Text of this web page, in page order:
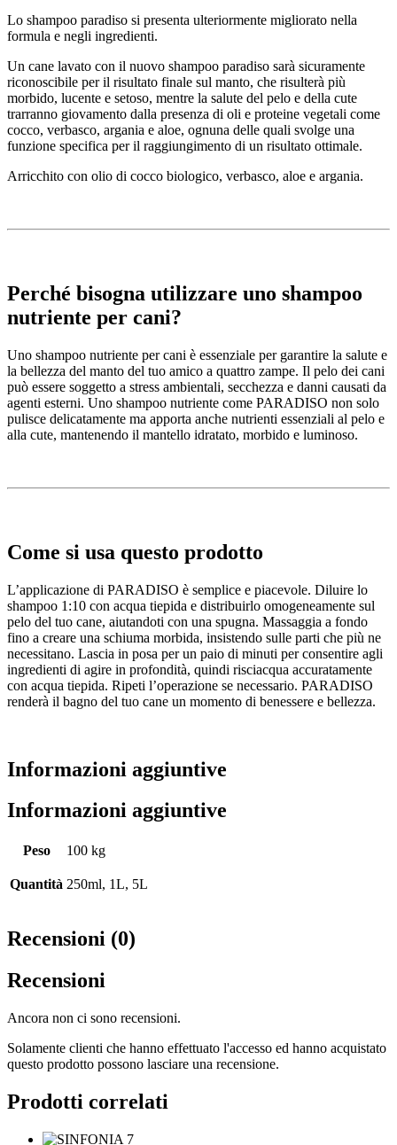
Lo shampoo paradiso si presenta ulteriormente migliorato nella
formula e negli ingredienti.
Un cane lavato con il nuovo shampoo paradiso sarà sicuramente
riconoscibile per il risultato finale sul manto, che risulterà più
morbido, lucente e setoso, mentre la salute del pelo e della cute
trarranno giovamento dalla presenza di oli e proteine vegetali come
cocco, verbasco, argania e aloe, ognuna delle quali svolge una
funzione specifica per il raggiungimento di un risultato ottimale.
Arricchito con olio di cocco biologico, verbasco, aloe e argania.
Perché bisogna utilizzare uno shampoo
nutriente per cani?
Uno shampoo nutriente per cani è essenziale per garantire la salute e
la bellezza del manto del tuo amico a quattro zampe. Il pelo dei cani
può essere soggetto a stress ambientali, secchezza e danni causati da
agenti esterni. Uno shampoo nutriente come PARADISO non solo
pulisce delicatamente ma apporta anche nutrienti essenziali al pelo e
alla cute, mantenendo il mantello idratato, morbido e luminoso.
Come si usa questo prodotto
L’applicazione di PARADISO è semplice e piacevole. Diluire lo
shampoo 1:10 con acqua tiepida e distribuirlo omogeneamente sul
pelo del tuo cane, aiutandoti con una spugna. Massaggia a fondo
fino a creare una schiuma morbida, insistendo sulle parti che più ne
necessitano. Lascia in posa per un paio di minuti per consentire agli
ingredienti di agire in profondità, quindi risciacqua accuratamente
con acqua tiepida. Ripeti l’operazione se necessario. PARADISO
renderà il bagno del tuo cane un momento di benessere e bellezza.
Informazioni aggiuntive
Informazioni aggiuntive
Peso 100 kg
Quantità 250ml, 1L, 5L
Recensioni (0)
Recensioni
Ancora non ci sono recensioni.
Solamente clienti che hanno effettuato l'accesso ed hanno acquistato
questo prodotto possono lasciare una recensione.
Prodotti correlati